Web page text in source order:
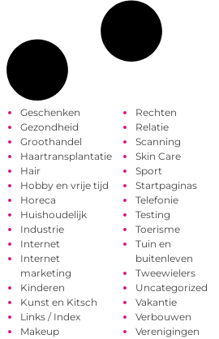
Geschenken
Gezondheid
Groothandel
Haartransplantatie
Hair
Hobby en vrije tijd
Horeca
Huishoudelijk
Industrie
Internet
Internet
marketing
Kinderen
Kunst en Kitsch
Links / Index
Makeup
Rechten
Relatie
Scanning
Skin Care
Sport
Startpaginas
Telefonie
Testing
Toerisme
Tuin en
buitenleven
Tweewielers
Uncategorized
Vakantie
Verbouwen
Verenigingen